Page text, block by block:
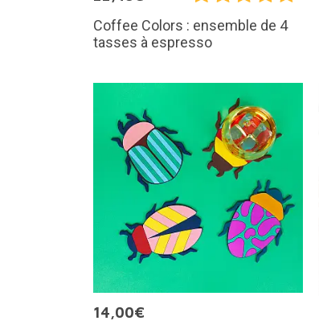
Coffee Colors : ensemble de 4
tasses à espresso
14,00€